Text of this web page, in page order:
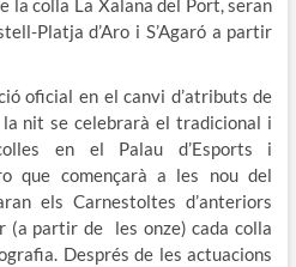
Platja d’Aro i S’Agaró a partir
oficial en el canvi d’atributs de
nit se celebrarà el tradicional i
en el Palau d’Esports i
que començarà a les nou del
els Carnestoltes d’anteriors
(a partir de les onze) cada colla
Després de les actuacions